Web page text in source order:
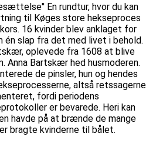
En rundtur, hvor du kan
til Køges store hekseproces
16 kvinder blev anklaget for
én slap fra det med livet i behold.
oplevede fra 1608 at blive
Anna Bartskær hed husmoderen.
de pinsler, hun og hendes
altså retssagerne
fordi periodens
er bevarede. Heri kan
havde på at brænde de mange
bragte kvinderne til bålet.